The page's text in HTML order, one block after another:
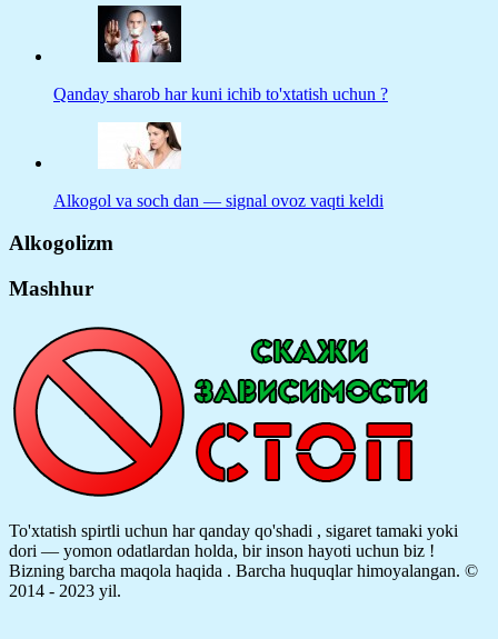
Qanday sharob har kuni ichib to'xtatish uchun ?
Alkogol va soch dan — signal ovoz vaqti keldi
Alkogolizm
Mashhur
To'xtatish spirtli uchun har qanday qo'shadi , sigaret tamaki yoki
dori — yomon odatlardan holda, bir inson hayoti uchun biz !
Bizning barcha maqola haqida . Barcha huquqlar himoyalangan. ©
2014 - 2023 yil.